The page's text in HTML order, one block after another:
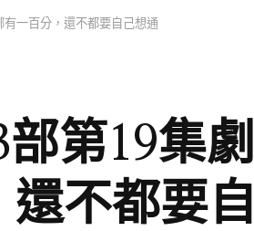
一百分，還不都要自己想通
第19集劇
不都要自